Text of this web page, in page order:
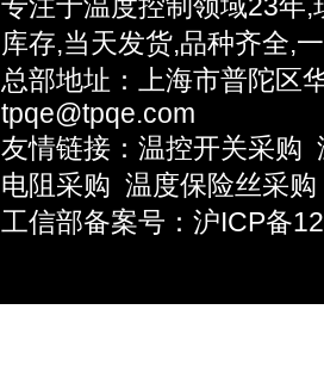
专注于温度控制领域23年
库存,当天发货,品种齐全,
总部地址：上海市普陀区
tpqe@tpqe.com
友情链接： 温控开关采购
电阻采购 温度保险丝采购
工信部备案号：沪ICP备